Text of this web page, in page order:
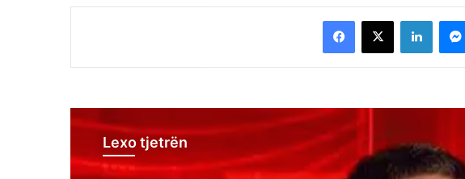
Facebook
X
Lexo tjetrën